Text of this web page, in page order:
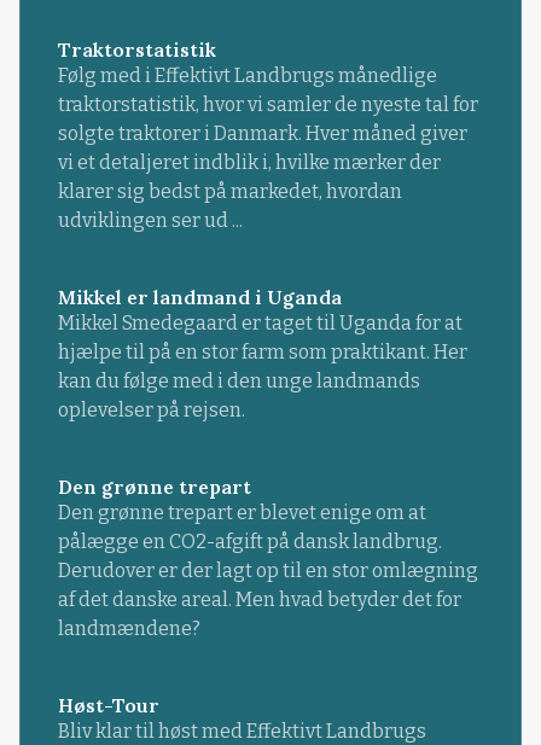
Traktorstatistik
Følg med i Effektivt Landbrugs månedlige
traktorstatistik, hvor vi samler de nyeste tal for
solgte traktorer i Danmark. Hver måned giver
vi et detaljeret indblik i, hvilke mærker der
klarer sig bedst på markedet, hvordan
udviklingen ser ud ...
Mikkel er landmand i Uganda
Mikkel Smedegaard er taget til Uganda for at
hjælpe til på en stor farm som praktikant. Her
kan du følge med i den unge landmands
oplevelser på rejsen.
Den grønne trepart
Den grønne trepart er blevet enige om at
pålægge en CO2-afgift på dansk landbrug.
Derudover er der lagt op til en stor omlægning
af det danske areal. Men hvad betyder det for
landmændene?
Høst-Tour
Bliv klar til høst med Effektivt Landbrugs